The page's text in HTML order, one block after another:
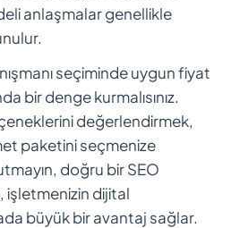
anlaşmalar genellikle
seçiminde uygun fiyat
bir denge kurmalısınız.
değerlendirmek,
paketini seçmenize
doğru bir SEO
işletmenizin dijital
büyük bir avantaj sağlar.